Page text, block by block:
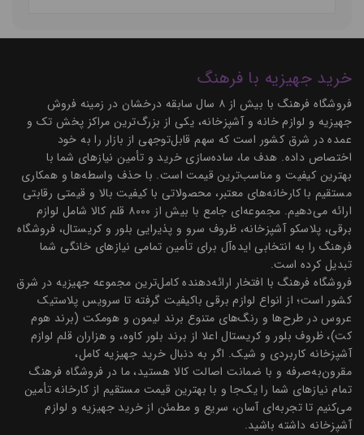
خرید جهیزیه با فرهنگ
فروشگاه فرهنگ با بیش از ۸ سال سابقه درخشان در زمینه فروش
جهیزیه و لوازم خانه و آشپزخانه، یکی از بزرگ‌ترین مراکز پخش تک و
عمده در شرق کشور است که سهم قابل‌توجهی از بازار را به خود
اختصاص داده. هدف ما، ساده‌سازی خرید و تأمین نیازهای شما با
بهترین کیفیت و مناسب‌ترین قیمت است. با حذف واسطه‌ها و همکاری
مستقیم با کارخانه‌های معتبر، محصولاتی با کیفیت بالا و قیمتی رقابتی
ارائه می‌دهیم. مجموعه‌ای جامع با بیش از ۸۰۰۰ قلم کالا شامل لوازم
برقی، پلاسکو آشپزخانه، ظروف سرو و پذیرایی بلور و کریستال، فروشگاه
فرهنگ را به انتخابی ایده‌آل برای تأمین تمامی نیازهای خانگی شما
تبدیل کرده است.
فروشگاه فرهنگ با افتخار ارائه‌دهنده کامل‌ترین مجموعه جهیزیه در شرق
کشور است؛ از انواع لوازم برقی باکیفیت گرفته تا سرویس پلاستیک
عروس در طرح‌ها و رنگ‌های متنوع برند لیمون و هومکت (برند هوم
کت)، ظروف بلور و کریستال اعلا از برند بلور کاوه، و هزاران قلم لوازم
آشپزخانه کاربردی و شیک. اگر به دنبال خرید جهیزیه کامل،
مقرون‌به‌صرفه و با ضمانت اصالت کالا هستید، ما در فروشگاه فرهنگ
تمام نیازهای شما را یک‌جا و با بهترین قیمت مستقیم از کارخانه تأمین
می‌کنیم تا تجربه‌ای آسان، سریع و مطمئن از خرید جهیزیه و لوازم
آشپزخانه داشته باشید.